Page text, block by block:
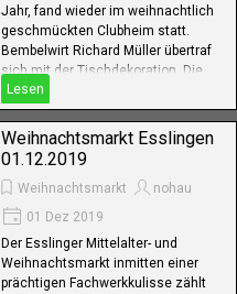
Jahr, fand wieder im weihnachtlich
geschmückten Clubheim statt.
Bembelwirt Richard Müller übertraf
sich mit der Tischdekoration. Die
"treuen" Gäste ließen sich das
Essen von der Köchin Christina
Rechner und ihrem Team del Nobile
schmecken.
Lesen
Weihnachtsmarkt Esslingen
01.12.2019
Weihnachtsmarkt
nohau
01 Dez 2019
Der Esslinger Mittelalter- und
Weihnachtsmarkt inmitten einer
prächtigen Fachwerkkulisse zählt